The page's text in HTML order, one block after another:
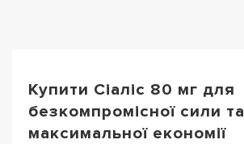
Купити Сіаліс 80 мг для
безкомпромісної сили та
максимальної економії